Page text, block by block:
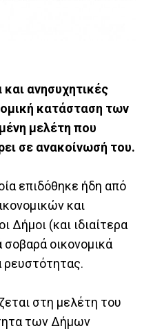
ανησυχητικές
κατάσταση των
μελέτη που
σε ανακοίνωσή του.
επιδόθηκε ήδη από
και
Δήμοι (και ιδιαίτερα
σοβαρά οικονομικά
ρευστότητας.
στη μελέτη του
των Δήμων